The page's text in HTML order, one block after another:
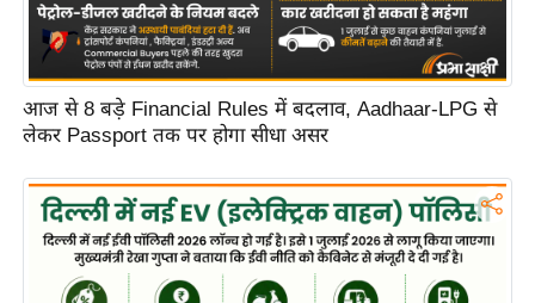
आज से 8 बड़े Financial Rules में बदलाव, Aadhaar-LPG से
लेकर Passport तक पर होगा सीधा असर